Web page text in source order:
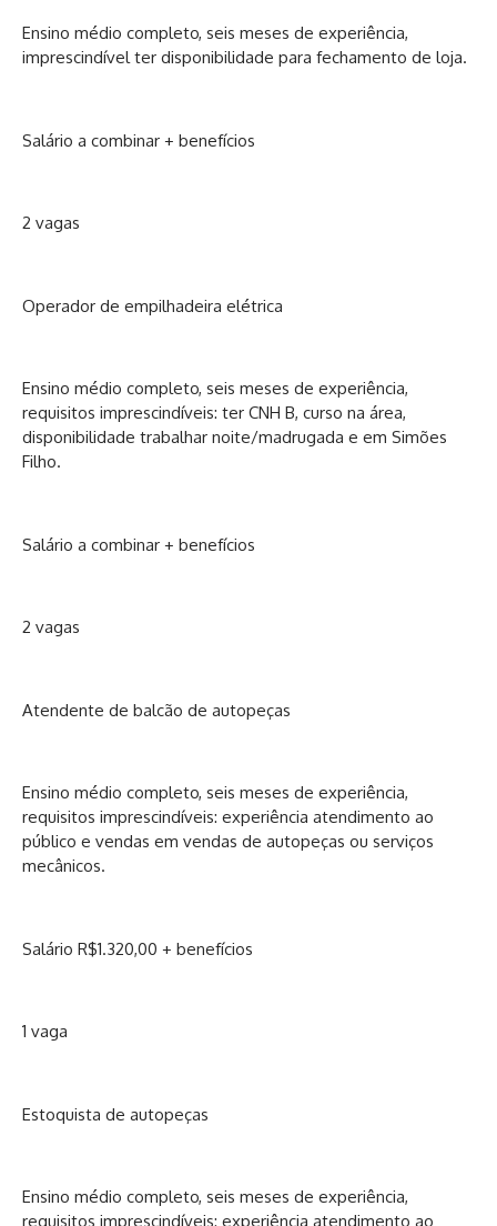
Ensino médio completo, seis meses de experiência,
imprescindível ter disponibilidade para fechamento de loja.
Salário a combinar + benefícios
2 vagas
Operador de empilhadeira elétrica
Ensino médio completo, seis meses de experiência,
requisitos imprescindíveis: ter CNH B, curso na área,
disponibilidade trabalhar noite/madrugada e em Simões
Filho.
Salário a combinar + benefícios
2 vagas
Atendente de balcão de autopeças
Ensino médio completo, seis meses de experiência,
requisitos imprescindíveis: experiência atendimento ao
público e vendas em vendas de autopeças ou serviços
mecânicos.
Salário R$1.320,00 + benefícios
1 vaga
Estoquista de autopeças
Ensino médio completo, seis meses de experiência,
requisitos imprescindíveis: experiência atendimento ao